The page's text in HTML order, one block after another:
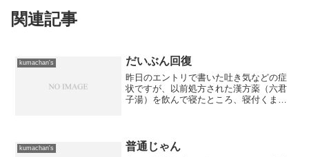
関連記事
kumachan's だいぶん回復
昨日のエントリで書いた吐き気などの症
状ですが、以前処方された漢方薬（六君
子湯）を飲んで寝たところ、寝付くまで
じゃないからね〜。
kumachan's 普通じゃん